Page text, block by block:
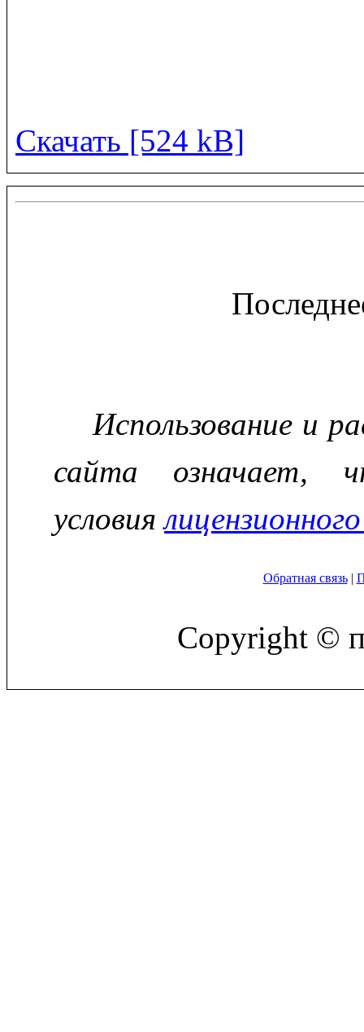
Скачать [524 kB]
Использование и
сайта означает,
условия
Обратная связь|
Copyright ©